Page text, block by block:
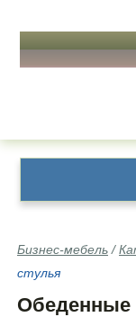
Бизнес-мебель /
стулья
Обеденные